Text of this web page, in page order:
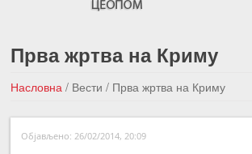
Прва жртва на Криму
Насловна / Вести/ Прва жртва на Криму
←Претходна вест
Објављено: 26/02/2014, 20:09